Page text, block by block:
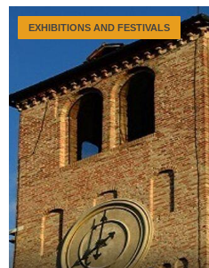
EXHIBITIONS AND FESTIVALS